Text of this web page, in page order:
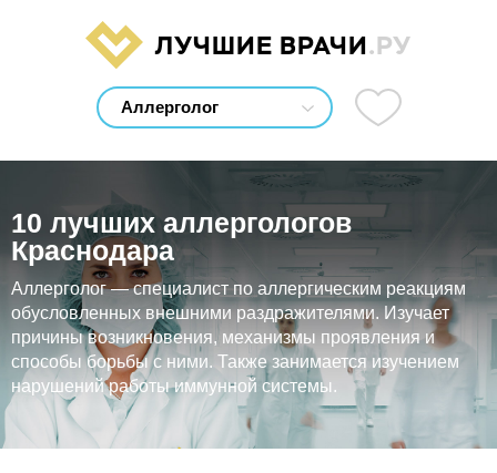
ЛУЧШИЕ ВРАЧИ.РУ
10 лучших аллергологов
Краснодара
Аллерголог — специалист по аллергическим реакциям
обусловленных внешними раздражителями. Изучает
причины возникновения, механизмы проявления и
способы борьбы с ними. Также занимается изучением
нарушений работы иммунной системы.